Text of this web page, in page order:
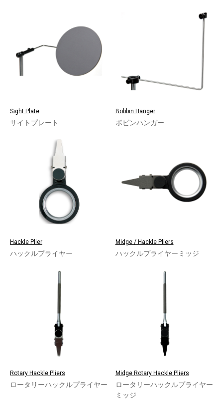
Sight Plate
サイトプレート
Bobbin Hanger
ボビンハンガー
Hackle Plier
ハックルプライヤー
Midge / Hackle Pliers
ハックルプライヤーミッジ
Rotary Hackle Pliers
ロータリーハックルプライヤー
Midge Rotary Hackle Pliers
ロータリーハックルプライヤー
ミッジ